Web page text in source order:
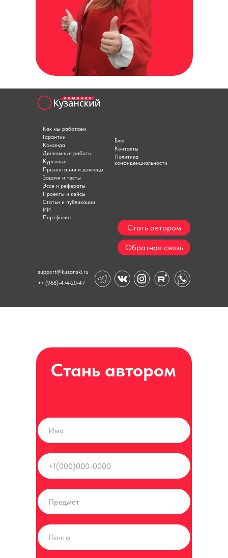
+7 (968)-474-20-47
support@kuzanski.ru
Стать автором
Как мы работаем
Гарантии
Команда
Дипломные работы
Блог
Контакты
Политика
конфиденциальности
Курсовые
Презентации и доклады
Эссе и рефераты
Задачи и тесты
Проекты и кейсы
Портфолио
ИИ
Статьи и публикации
Обратная связь
+7 (968)-474-20-47
support@kuzanski.ru
Стань автором